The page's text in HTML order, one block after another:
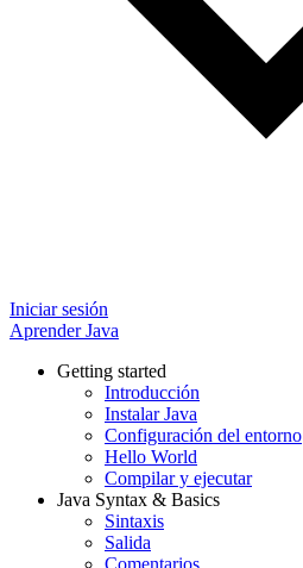
Iniciar sesión
Aprender Java
Getting started
Introducción
Instalar Java
Configuración del entorno
Hello World
Compilar y ejecutar
Java Syntax & Basics
Sintaxis
Salida
Comentarios